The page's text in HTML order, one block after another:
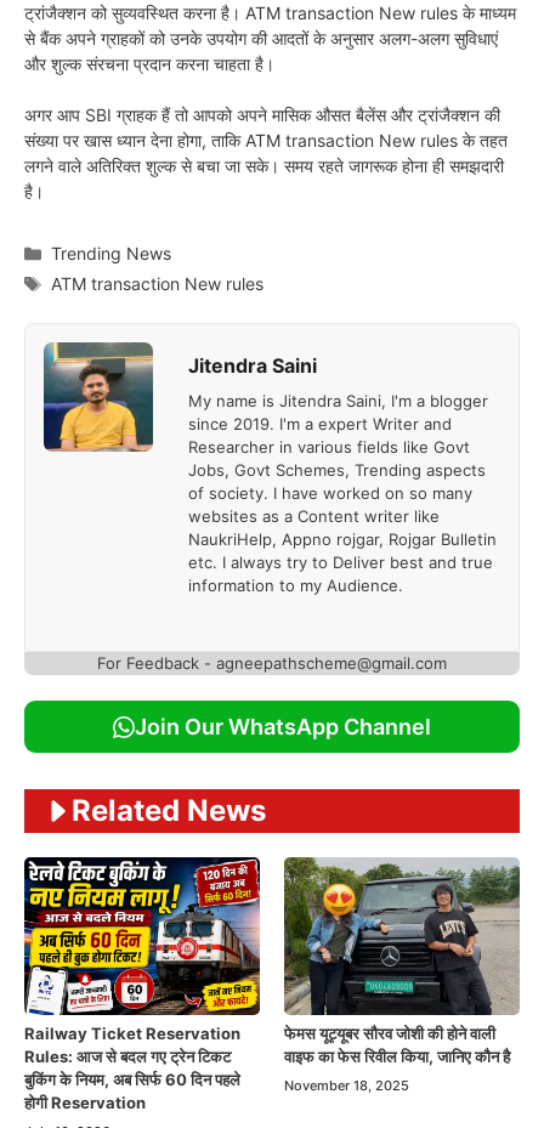
ट्रांजैक्शन को सुव्यवस्थित करना है। ATM transaction New rules के माध्यम
से बैंक अपने ग्राहकों को उनके उपयोग की आदतों के अनुसार अलग-अलग सुविधाएं
और शुल्क संरचना प्रदान करना चाहता है।
अगर आप SBI ग्राहक हैं तो आपको अपने मासिक औसत बैलेंस और ट्रांजैक्शन की
संख्या पर खास ध्यान देना होगा, ताकि ATM transaction New rules के तहत
लगने वाले अतिरिक्त शुल्क से बचा जा सके। समय रहते जागरूक होना ही समझदारी
है।
Categories
Trending News
Tags
ATM transaction New rules
Jitendra Saini
My name is Jitendra Saini, I'm a blogger
since 2019. I'm a expert Writer and
Researcher in various fields like Govt
Jobs, Govt Schemes, Trending aspects
of society. I have worked on so many
websites as a Content writer like
NaukriHelp, Appno rojgar, Rojgar Bulletin
etc. I always try to Deliver best and true
information to my Audience.
For Feedback - agneepathscheme@gmail.com
Join Our WhatsApp Channel
Related News
Railway Ticket Reservation
Rules: आज से बदल गए ट्रेन टिकट
बुकिंग के नियम, अब सिर्फ 60 दिन पहले
होगी Reservation
फेमस यूट्यूबर सौरव जोशी की होने वाली
वाइफ का फेस रिवील किया, जानिए कौन है
November 18, 2025